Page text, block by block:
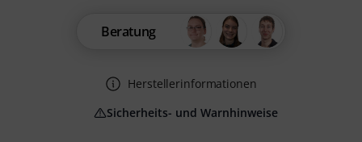
Beratung
Herstellerinformationen
Sicherheits- und Warnhinweise